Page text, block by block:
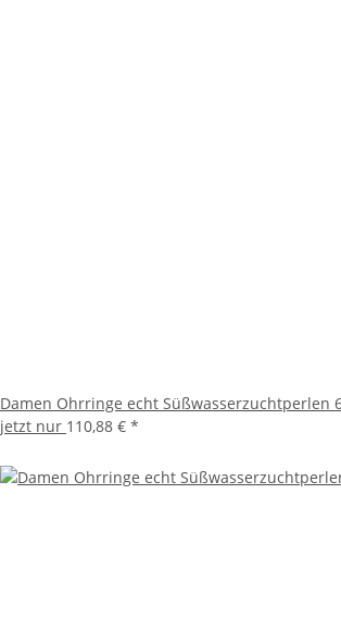
Damen Ohrringe echt Süßwasserzuchtperlen
jetzt nur 110,88 € *